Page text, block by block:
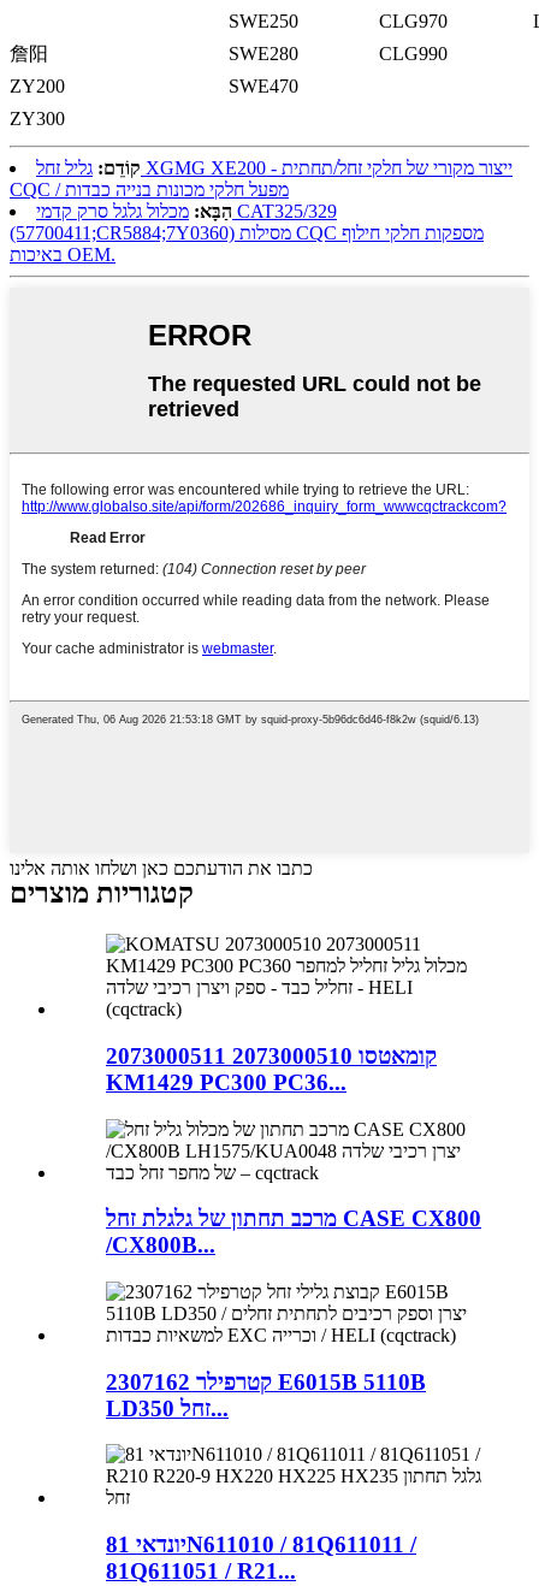
SWE250
CLG970
詹阳
SWE280
CLG990
ZY200
SWE470
ZY300
קוֹדֵם: גליל זחל XGMG XE200 - ייצור מקורי של חלקי זחל/תחתית
CQC / מפעל חלקי מכונות בנייה כבדות
הַבָּא: מכלול גלגל סרק קדמי CAT325/329
(57700411;CR5884;7Y0360) מסילות CQC מספקות חלקי חילוף
באיכות OEM.
כתבו את הודעתכם כאן ושלחו אותה אלינו
קטגוריות מוצרים
קומאטסו 2073000510 2073000511
KM1429 PC300 PC36...
מרכב תחתון של גלגלת זחל CASE CX800
/CX800B...
קטרפילר 2307162 E6015B 5110B
LD350 זחל...
יונדאי 81N611010 / 81Q611011 /
81Q611051 / R21...